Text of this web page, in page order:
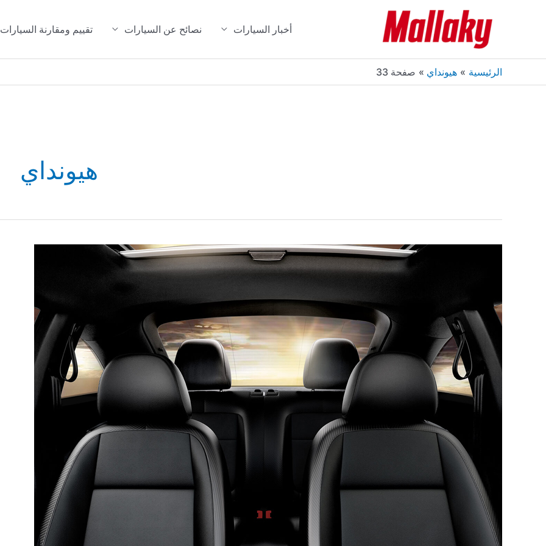
أخبار السيارات نصائح عن السيارات تقييم ومقارنة السيارات
الرئيسية هيونداي صفحة 33
هيونداي